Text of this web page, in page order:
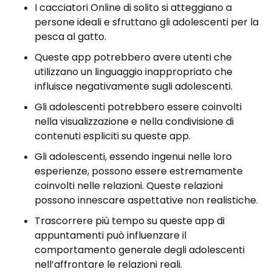
I cacciatori Online di solito si atteggiano a
persone ideali e sfruttano gli adolescenti per la
pesca al gatto.
Queste app potrebbero avere utenti che
utilizzano un linguaggio inappropriato che
influisce negativamente sugli adolescenti.
Gli adolescenti potrebbero essere coinvolti
nella visualizzazione e nella condivisione di
contenuti espliciti su queste app.
Gli adolescenti, essendo ingenui nelle loro
esperienze, possono essere estremamente
coinvolti nelle relazioni. Queste relazioni
possono innescare aspettative non realistiche.
Trascorrere più tempo su queste app di
appuntamenti può influenzare il
comportamento generale degli adolescenti
nell’affrontare le relazioni reali.